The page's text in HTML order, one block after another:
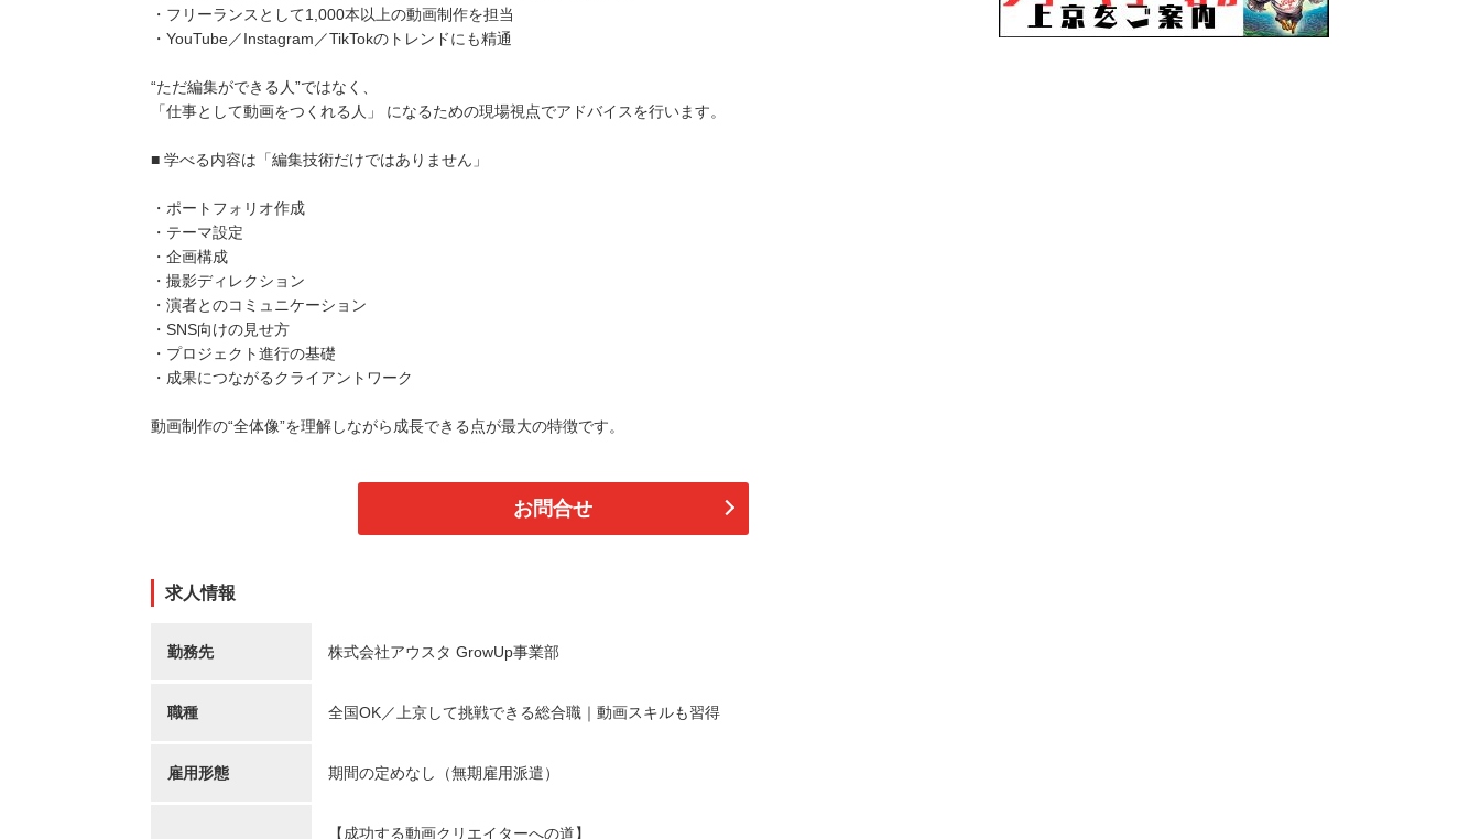
・フリーランスとして1,000本以上の動画制作を担当
・YouTube／Instagram／TikTokのトレンドにも精通
“ただ編集ができる人”ではなく、
「仕事として動画をつくれる人」 になるための現場視点でアドバイスを行います。
■ 学べる内容は「編集技術だけではありません」
・ポートフォリオ作成
・テーマ設定
・企画構成
・撮影ディレクション
・演者とのコミュニケーション
・SNS向けの見せ方
・プロジェクト進行の基礎
・成果につながるクライアントワーク
動画制作の“全体像”を理解しながら成長できる点が最大の特徴です。
お問合せ
求人情報
勤務先 株式会社アウスタ GrowUp事業部
職種 全国OK／上京して挑戦できる総合職｜動画スキルも習得
雇用形態 期間の定めなし（無期雇用派遣）
【成功する動画クリエイターへの道】